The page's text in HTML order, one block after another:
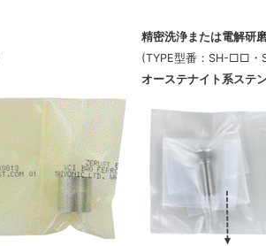
精密洗浄または電解研
(TYPE型番：SH-□□
オーステナイト系ステ